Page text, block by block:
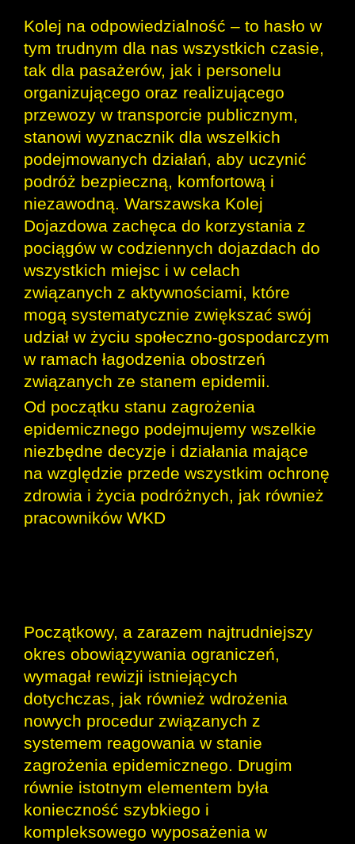
Kolej na odpowiedzialność – to hasło w
tym trudnym dla nas wszystkich czasie,
tak dla pasażerów, jak i personelu
organizującego oraz realizującego
przewozy w transporcie publicznym,
stanowi wyznacznik dla wszelkich
podejmowanych działań, aby uczynić
podróż bezpieczną, komfortową i
niezawodną. Warszawska Kolej
Dojazdowa zachęca do korzystania z
pociągów w codziennych dojazdach do
wszystkich miejsc i w celach
związanych z aktywnościami, które
mogą systematycznie zwiększać swój
udział w życiu społeczno-gospodarczym
w ramach łagodzenia obostrzeń
związanych ze stanem epidemii.
Od początku stanu zagrożenia
epidemicznego podejmujemy wszelkie
niezbędne decyzje i działania mające
na względzie przede wszystkim ochronę
zdrowia i życia podróżnych, jak również
pracowników WKD
Początkowy, a zarazem najtrudniejszy
okres obowiązywania ograniczeń,
wymagał rewizji istniejących
dotychczas, jak również wdrożenia
nowych procedur związanych z
systemem reagowania w stanie
zagrożenia epidemicznego. Drugim
równie istotnym elementem była
konieczność szybkiego i
kompleksowego wyposażenia w